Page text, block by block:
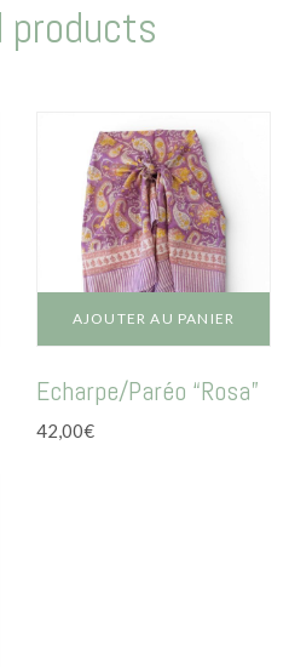
products
AJOUTER AU PANIER
Echarpe/Paréo “Rosa”
42,00€